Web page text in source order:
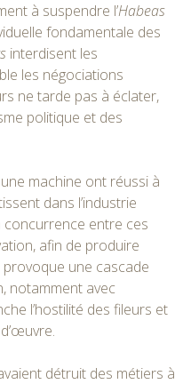
à suspendre l’Habeas
fondamentale des
interdisent les
les négociations
ne tarde pas à éclater,
politique et des
machine ont réussi à
dans l’industrie
concurrence entre ces
afin de produire
une cascade
notamment avec
l’hostilité des fileurs et
détruit des métiers à